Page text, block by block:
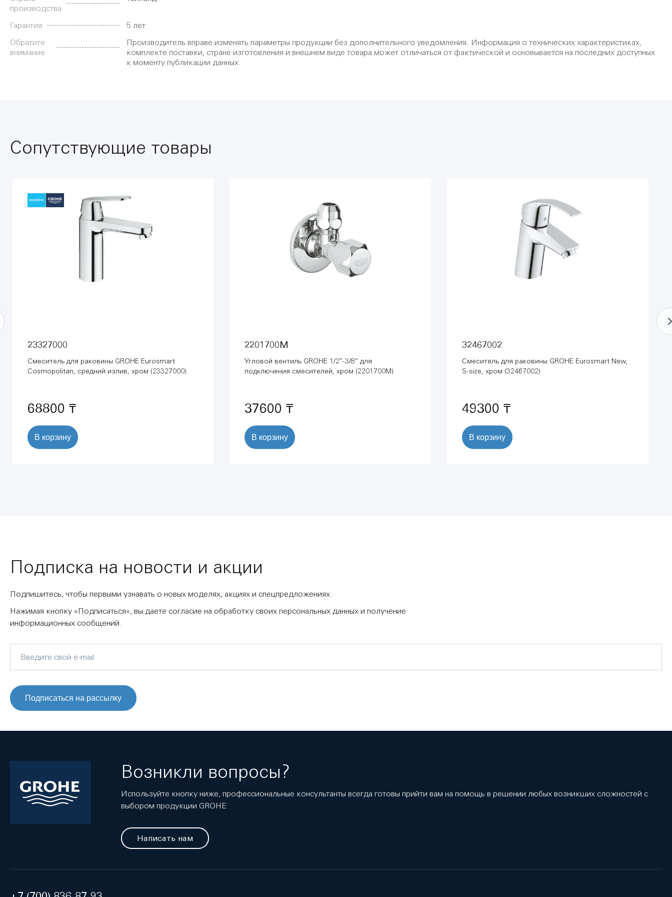
производства
Гарантия
5 лет
Обратите
внимание
Производитель вправе изменять параметры продукции без дополнительного уведомления. Информация о технических характеристиках,
комплекте поставки, стране изготовления и внешнем виде товара может отличаться от фактической и основывается на последних доступных
к моменту публикации данных.
Сопутствующие товары
23327000
Смеситель для раковины GROHE Eurosmart
Cosmopolitan, средний излив, хром (23327000)
68800 ₸
В корзину
2201700M
Угловой вентиль GROHE 1/2″-3/8″ для
подключения смесителей, хром (2201700M)
37600 ₸
В корзину
32467002
Смеситель для раковины GROHE Eurosmart New,
S-size, хром (32467002)
49300 ₸
В корзину
Подписка на новости и акции
Подпишитесь, чтобы первыми узнавать о новых моделях, акциях и спецпредложениях.
Нажимая кнопку «Подписаться», вы даете согласие на обработку своих персональных данных и получение
информационных сообщений.
Подписаться на рассылку
Возникли вопросы?
Используйте кнопку ниже, профессиональные консультанты всегда готовы прийти вам на помощь в решении любых возникших сложностей с
выбором продукции GROHE
Написать нам